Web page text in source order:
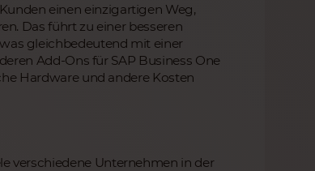
einen einzigartigen Weg,
Das führt zu einer besseren
gleichbedeutend mit einer
Add-Ons für SAP Business One
Hardware und andere Kosten
verschiedene Unternehmen in der